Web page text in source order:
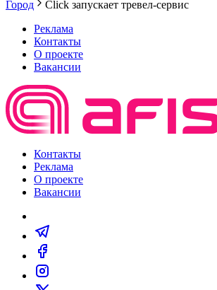
Город
Click запускает тревел-сервис
Реклама
Контакты
О проекте
Вакансии
Контакты
Реклама
О проекте
Вакансии